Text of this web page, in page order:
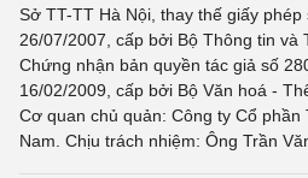
Sở TT-TT Hà Nội, thay thế giấy
26/07/2007, cấp bởi Bộ Thông tin và
Chứng nhận bản quyền tác giả số
16/02/2009, cấp bởi Bộ Văn hoá -
Cơ quan chủ quản: Công ty Cổ phần
Nam. Chịu trách nhiệm: Ông Trần